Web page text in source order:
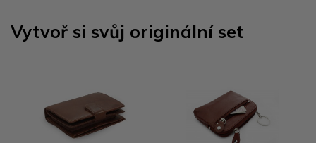
Vytvoř si svůj originální set